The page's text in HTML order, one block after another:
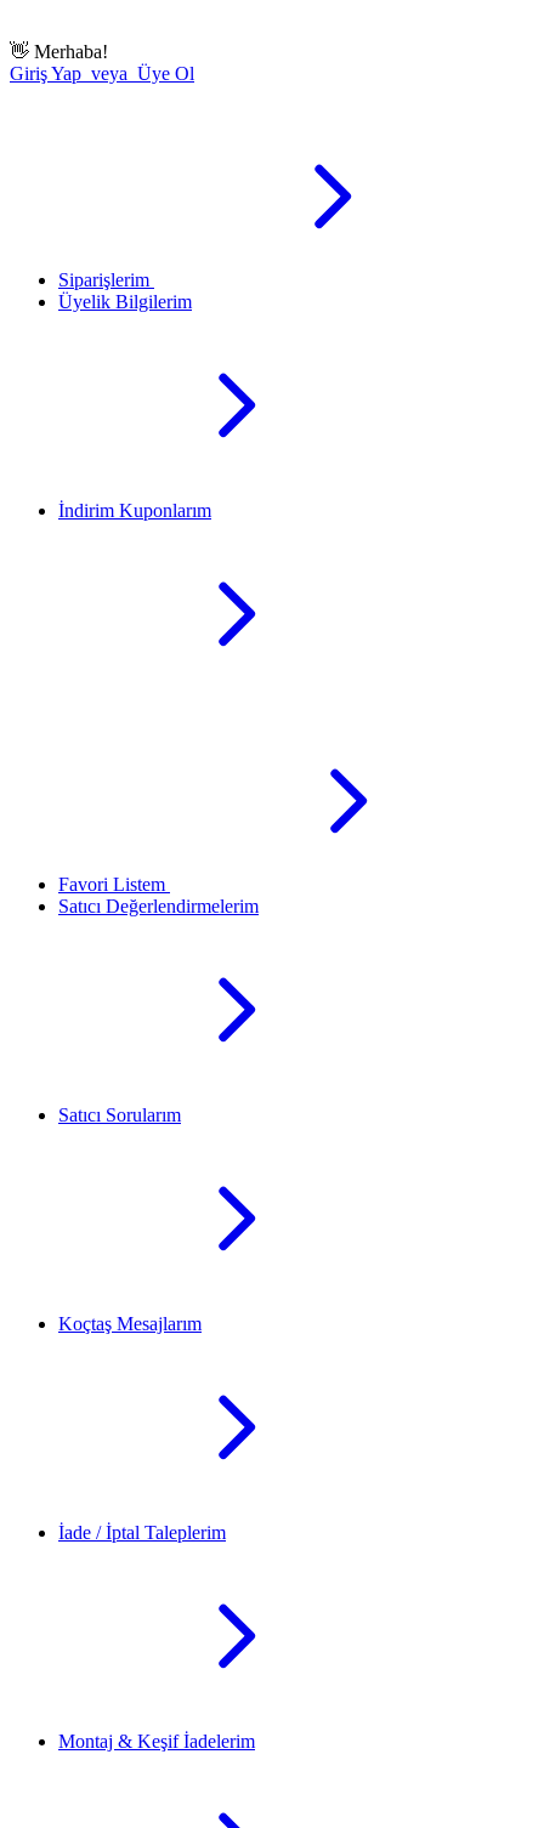
👋 Merhaba!
Giriş Yap veya Üye Ol
Siparişlerim
Üyelik Bilgilerim
İndirim Kuponlarım
Favori Listem
Satıcı Değerlendirmelerim
Satıcı Sorularım
Koçtaş Mesajlarım
İade / İptal Taleplerim
Montaj & Keşif İadelerim